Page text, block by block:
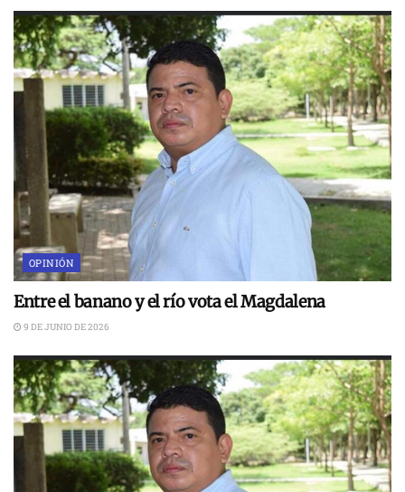
OPINIÓN
Entre el banano y el río vota el Magdalena
9 DE JUNIO DE 2026